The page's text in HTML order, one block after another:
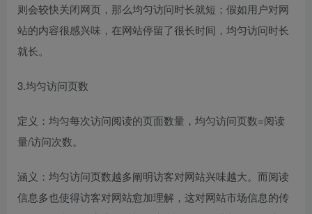
则会较快关闭网页，那么均匀访问时长就短；假如用户对网
站的内容很感兴味，在网站停留了很长时间，均匀访问时长
就长。
3.均匀访问页数
定义：均匀每次访问阅读的页面数量，均匀访问页数=阅读
量/访问次数。
涵义：均匀访问页数越多阐明访客对网站兴味越大。而阅读
信息多也使得访客对网站愈加理解，这对网站市场信息的传